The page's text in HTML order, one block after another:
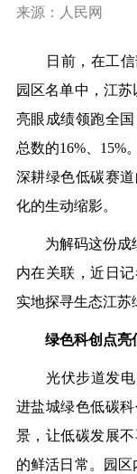
来源：人民网
日前，在工信
园区名单中，江
亮眼成绩领跑全
总数的16%、15%
深耕绿色低碳赛
化的生动缩影。
为解码这份成绩
内在关联，近日
实地探寻生态江苏
绿色科创点亮
光伏步道发电
进盐城绿色低碳
景，让低碳发展
的鲜活日常。园区